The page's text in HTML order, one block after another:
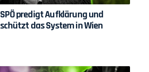
SPÖ predigt Aufklärung und
schützt das System in Wien